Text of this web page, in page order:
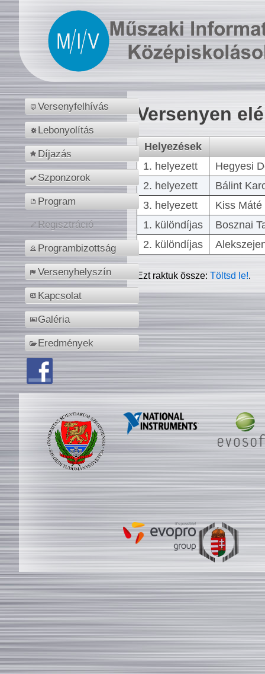
Versenyfelhívás
Lebonyolítás
Díjazás
Szponzorok
Program
Regisztráció
Programbizottság
Versenyhelyszín
Kapcsolat
Galéria
Eredmények
Versenyen
Helyezések
1. helyezett
Hegyesi
2. helyezett
Bálint
3. helyezett
Kiss
1. különdíjas
Bosznai
2. különdíjas
Ezt raktuk össze:Töltsd le!.